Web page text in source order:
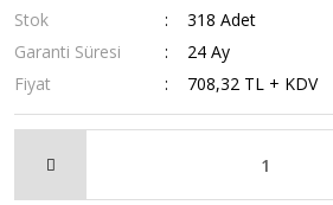
Stok
318 Adet
Garanti Süresi
24 Ay
Fiyat
708,32 TL + KDV